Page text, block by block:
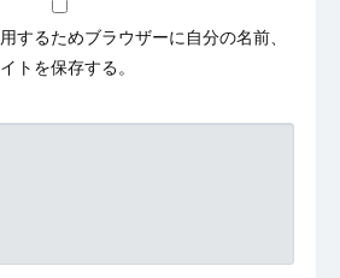
するためブラウザーに自分の名前、
トを保存する。